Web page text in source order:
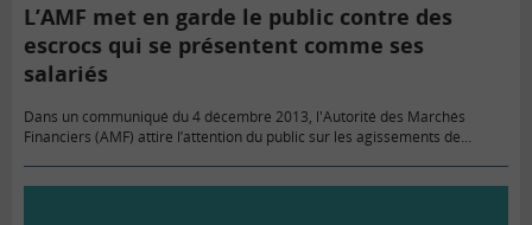
L’AMF met en garde le public contre des
escrocs qui se présentent comme ses
salariés
Dans un communiqué du 4 décembre 2013, l'Autorité des Marchés
Financiers (AMF) attire l’attention du public sur les agissements de